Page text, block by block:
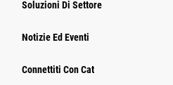
Soluzioni Di Settore
Notizie Ed Eventi
Connettiti Con Cat